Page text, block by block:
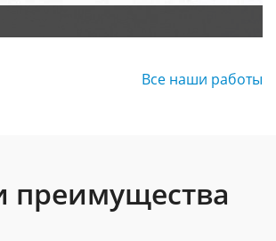
Все наши работы
преимущества